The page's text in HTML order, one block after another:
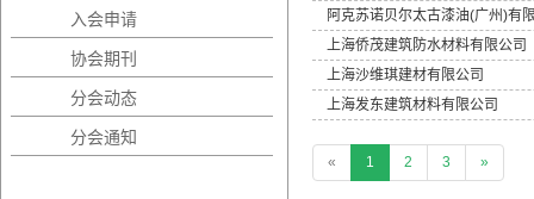
入会申请
协会期刊
分会动态
分会通知
阿克苏诺贝尔太古漆油(广州)有
上海侨茂建筑防水材料有限公司
上海沙维琪建材有限公司
上海发东建筑材料有限公司
« 1 2 3 »